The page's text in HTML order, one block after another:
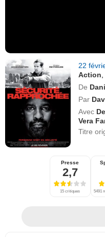
22
Action
De
Par
Avec
Vera
Titre
Presse
2,7
15 critiques 5491